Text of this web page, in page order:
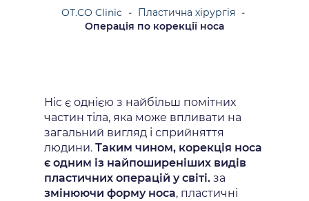
OT.CO Clinic - Пластична хірургія
-
Операція по корекції носа
Ніс є однією з найбільш помітних
частин тіла, яка може впливати на
загальний вигляд і сприйняття
людини.Таким чином, корекція носа
є одним із найпоширеніших видів
пластичних операцій у світі. за
змінюючи форму носа, пластичні